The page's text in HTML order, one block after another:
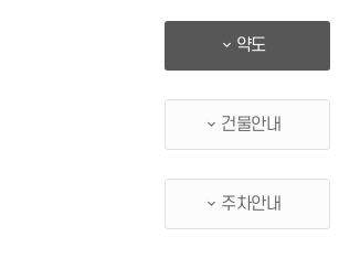
약도
건물안내
주차안내